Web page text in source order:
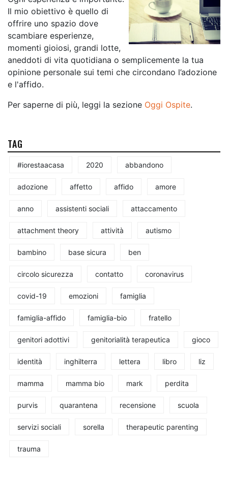
Il mio obiettivo è quello di
offrire uno spazio dove
scambiare esperienze,
momenti gioiosi, grandi lotte,
aneddoti di vita quotidiana o semplicemente la tua
opinione personale sui temi che circondano l’adozione
e l'affido.
Per saperne di più, leggi la sezione Oggi Ospite.
TAG
#iorestaacasa 2020 abbandono
adozione affetto affido amore
anno assistenti sociali attaccamento
attachment theory attività autismo
bambino base sicura ben
circolo sicurezza contatto coronavirus
covid-19 emozioni famiglia
famiglia-affido famiglia-bio fratello
genitori adottivi genitorialità terapeutica gioco
identità inghilterra lettera libro liz
mamma mamma bio mark perdita
purvis quarantena recensione scuola
servizi sociali sorella therapeutic parenting
trauma